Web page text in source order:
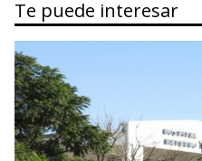
Te puede interesar